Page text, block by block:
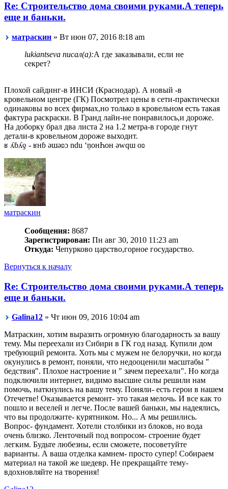
Re: Строительство дома своими руками.А теперь
еще и баньки.
матраскин » Вт июн 07, 2016 8:18 am
lukiantseva писал(а):А где заказывали, если не
секрет?
Плохой сайдинг-в ИНСИ (Краснодар). А новый -в
кровельном центре (ГК) Посмотрел цены в сети-практически
одинаковы во всех фирмах,но только в кровельном есть такая
фактура раскраски. В Гранд лайн-не понравилось,и дороже.
На доборку брал два листа 2 на 1.2 метра-в городе гнут
детали-в кровельном дороже выходит.
ʁ ʎɓʎƍ - ʁнɓ ǝɯǝʚɔ ndu ‘ņонҺон ǝwqɯ оʚ
матраскин
Сообщения: 8687
Зарегистрирован: Пн авг 30, 2010 11:23 am
Откуда: Чепурково царство,горное государство.
Вернуться к началу
Re: Строительство дома своими руками.А теперь
еще и баньки.
Galina12 » Чт июн 09, 2016 10:04 am
Матраскин, хотим выразить огромную благодарность за вашу
тему. Мы переехали из Сибири в ГК год назад. Купили дом
требующий ремонта. Хоть мы с мужем не белоручки, но когда
окунулись в ремонт, поняли, что недооценили масштабы "
бедствия". Плохое настроение и " зачем переехали". Но когда
подключили интернет, видимо высшие силы решили нам
помочь, наткнулись на вашу тему. Поняли- есть герои в нашем
Отечетве! Оказывается ремонт- это такая мелочь. И все как то
пошло и веселей и легче. После вашей баньки, мы надеялись,
что вы продолжите- курятником. Но... А мы решились.
Вопрос- фундамент. Хотели столбики из блоков, но вода
очень близко. Ленточный под вопросом- строение будет
легким. Будьте любезны, если сможете, посоветуйте
варианты. А ваша отделка камнем- просто супер! Собираем
материал на такой же шедевр. Не прекращайте тему-
вдохновляйте на творения!